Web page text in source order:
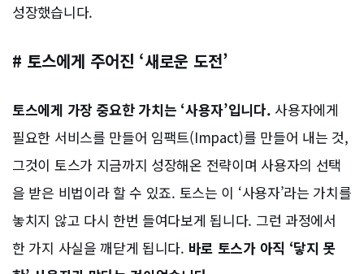
성장했습니다.
# 토스에게 주어진 ‘새로운 도전’
토스에게 가장 중요한 가치는 ‘사용자’입니다. 사용자에게
필요한 서비스를 만들어 임팩트(Impact)를 만들어 내는 것,
그것이 토스가 지금까지 성장해온 전략이며 사용자의 선택
을 받은 비법이라 할 수 있죠. 토스는 이 ‘사용자’라는 가치를
놓치지 않고 다시 한번 들여다보게 됩니다. 그런 과정에서
한 가지 사실을 깨닫게 됩니다. 바로 토스가 아직 ‘닿지 못